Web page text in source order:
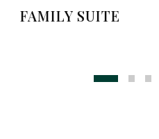
FAMILY SUITE